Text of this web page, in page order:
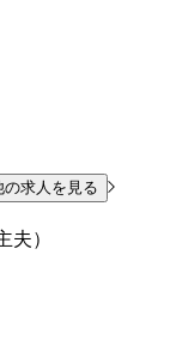
求人を見る
夫）